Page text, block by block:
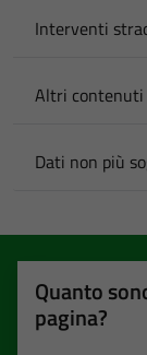
Interventi
Altri contenuti
Dati non più
Quanto
pagina?